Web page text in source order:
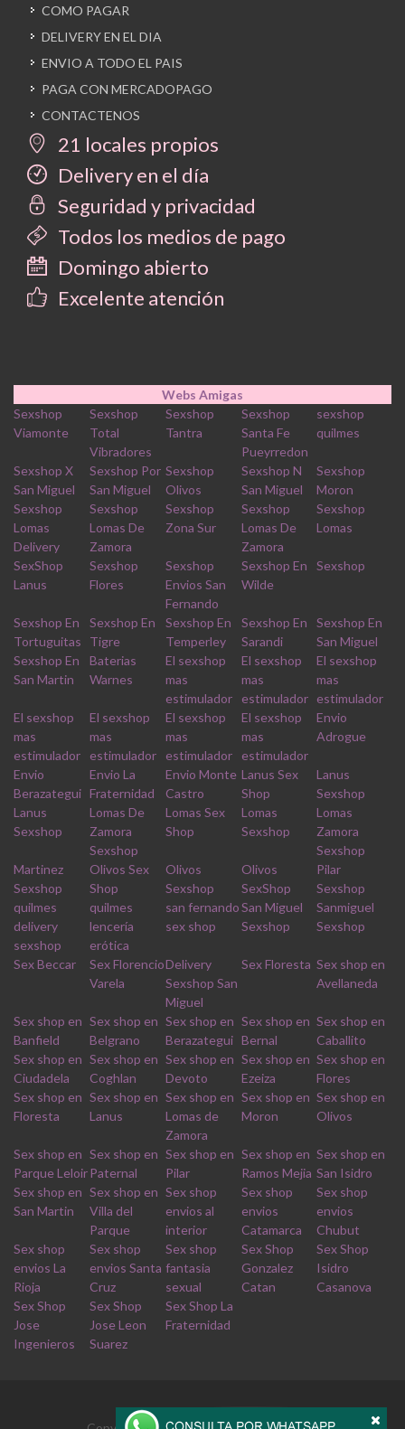
COMO PAGAR
DELIVERY EN EL DIA
ENVIO A TODO EL PAIS
PAGA CON MERCADOPAGO
CONTACTENOS
21 locales propios
Delivery en el día
Seguridad y privacidad
Todos los medios de pago
Domingo abierto
Excelente atención
Webs Amigas
Sexshop
Viamonte
Sexshop
Total
Vibradores
Sexshop
Tantra
Sexshop
Santa Fe
Pueyrredon
sexshop
quilmes
Sexshop X
San Miguel
Sexshop Por
San Miguel
Sexshop
Olivos
Sexshop N
San Miguel
Sexshop
Moron
Sexshop
Lomas
Delivery
Sexshop
Lomas De
Zamora
Sexshop
Zona Sur
Sexshop
Lomas De
Zamora
Sexshop
Lomas
SexShop
Lanus
Sexshop
Flores
Sexshop
Envios San
Fernando
Sexshop En
Wilde
Sexshop
Sexshop En
Tortuguitas
Sexshop En
Tigre
Sexshop En
Temperley
Sexshop En
Sarandi
Sexshop En
San Miguel
Sexshop En
San Martin
Baterias
Warnes
El sexshop
mas
estimulador
El sexshop
mas
estimulador
El sexshop
mas
estimulador
El sexshop
mas
estimulador
El sexshop
mas
estimulador
El sexshop
mas
estimulador
El sexshop
mas
estimulador
Envio
Adrogue
Envio
Berazategui
Envio La
Fraternidad
Envio Monte
Castro
Lanus Sex
Shop
Lanus
Sexshop
Lanus
Sexshop
Lomas De
Zamora
Sexshop
Lomas Sex
Shop
Lomas
Sexshop
Lomas
Zamora
Sexshop
Martinez
Sexshop
Olivos Sex
Shop
Olivos
Sexshop
Olivos
SexShop
Pilar
Sexshop
quilmes
delivery
sexshop
quilmes
lencería
erótica
san fernando
sex shop
San Miguel
Sexshop
Sanmiguel
Sexshop
Sex Beccar
Sex Florencio
Varela
Delivery
Sexshop San
Miguel
Sex Floresta Sex shop en
Avellaneda
Sex shop en
Banfield
Sex shop en
Belgrano
Sex shop en
Berazategui
Sex shop en
Bernal
Sex shop en
Caballito
Sex shop en
Ciudadela
Sex shop en
Coghlan
Sex shop en
Devoto
Sex shop en
Ezeiza
Sex shop en
Flores
Sex shop en
Floresta
Sex shop en
Lanus
Sex shop en
Lomas de
Zamora
Sex shop en
Moron
Sex shop en
Olivos
Sex shop en
Parque Leloir
Sex shop en
Paternal
Sex shop en
Pilar
Sex shop en
Ramos Mejia
Sex shop en
San Isidro
Sex shop en
San Martin
Sex shop en
Villa del
Parque
Sex shop
envios al
interior
Sex shop
envios
Catamarca
Sex shop
envios
Chubut
Sex shop
envios La
Rioja
Sex shop
envios Santa
Cruz
Sex shop
fantasia
sexual
Sex Shop
Gonzalez
Catan
Sex Shop
Isidro
Casanova
Sex Shop
Jose
Ingenieros
Sex Shop
Jose Leon
Suarez
Sex Shop La
Fraternidad